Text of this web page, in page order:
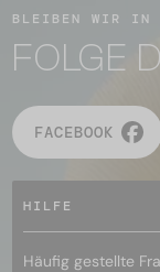
BLEIBEN WIR IN
FOLGE
FACEBOOK
HILFE
Häufig gestellte